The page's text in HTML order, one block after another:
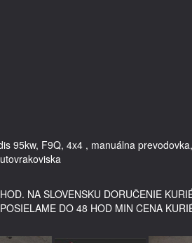
95kw, F9Q, 4x4 , manuálna
NA SLOVENSKU DORUČENIE
DO 48 HOD MIN CENA